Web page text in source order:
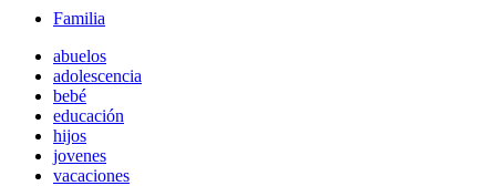
Familia
abuelos
adolescencia
bebé
educación
hijos
jovenes
vacaciones